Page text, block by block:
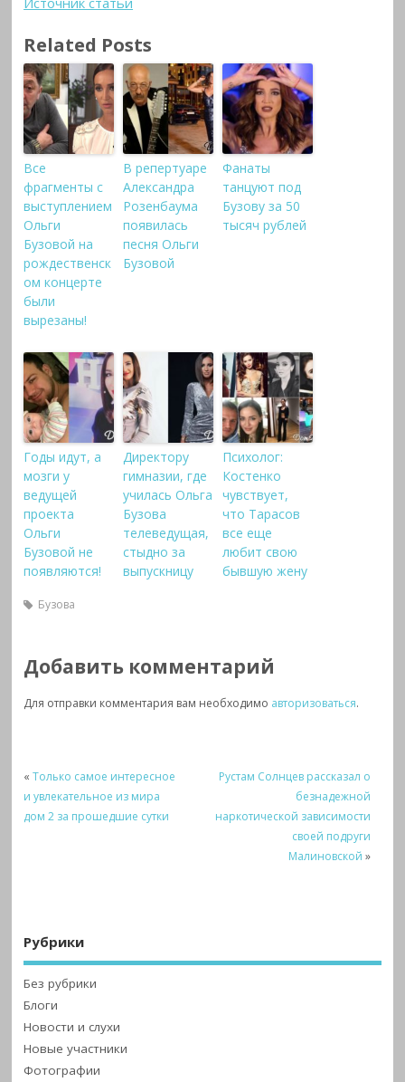
Related Posts
Все
фрагменты с
выступлением
Ольги
Бузовой на
рождественск
ом концерте
были
вырезаны!
В репертуаре
Александра
Розенбаума
появилась
песня Ольги
Бузовой
Фанаты
танцуют под
Бузову за 50
тысяч рублей
Годы идут, а
мозги у
ведущей
проекта
Ольги
Бузовой не
появляются!
Директору
гимназии, где
училась Ольга
Бузова
телеведущая,
стыдно за
выпускницу
Психолог:
Костенко
чувствует,
что Тарасов
все еще
любит свою
бывшую жену
Бузова
Добавить комментарий
Для отправки комментария вам необходимо авторизоваться.
«Только самое интересное
и увлекательное из мира
дом 2 за прошедшие сутки
Рустам Солнцев рассказал о
безнадежной
наркотической зависимости
своей подруги
Малиновской »
Рубрики
Без рубрики
Блоги
Новости и слухи
Новые участники
Фотографии